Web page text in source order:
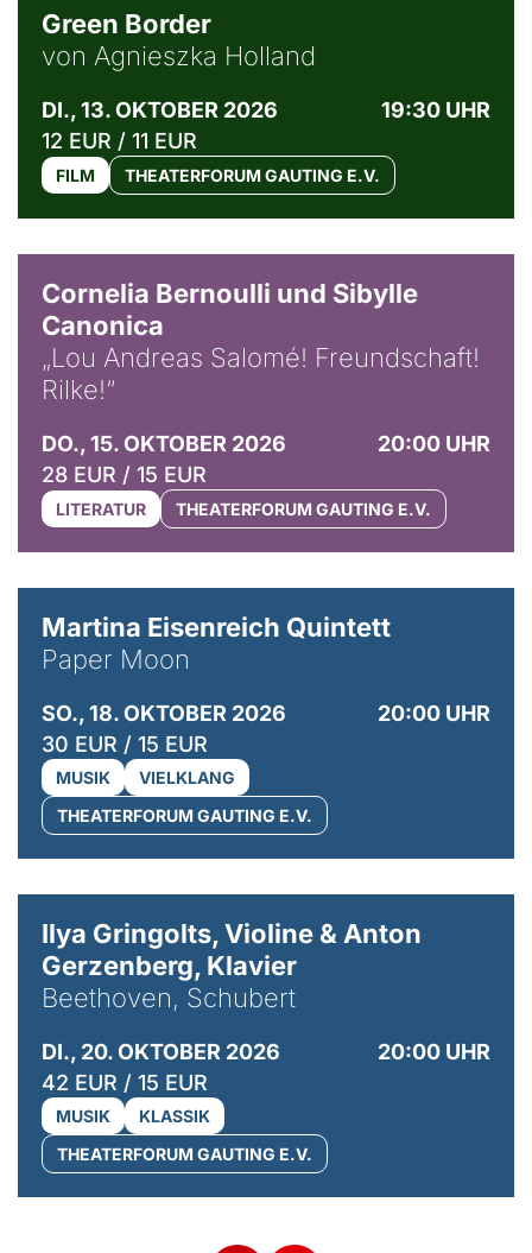
Green Border
von Agnieszka Holland
DI., 13. OKTOBER 2026
19:30 UHR
12 EUR / 11 EUR
FILM THEATERFORUM GAUTING E.V.
Cornelia Bernoulli und Sibylle
Canonica
„Lou Andreas Salomé! Freundschaft!
Rilke!“
DO., 15. OKTOBER 2026
20:00 UHR
28 EUR / 15 EUR
LITERATUR THEATERFORUM GAUTING E.V.
Martina Eisenreich Quintett
Paper Moon
SO., 18. OKTOBER 2026
20:00 UHR
30 EUR / 15 EUR
MUSIK
VIELKLANG
THEATERFORUM GAUTING E.V.
Ilya Gringolts, Violine & Anton
Gerzenberg, Klavier
Beethoven, Schubert
DI., 20. OKTOBER 2026
20:00 UHR
42 EUR / 15 EUR
MUSIK
KLASSIK
THEATERFORUM GAUTING E.V.